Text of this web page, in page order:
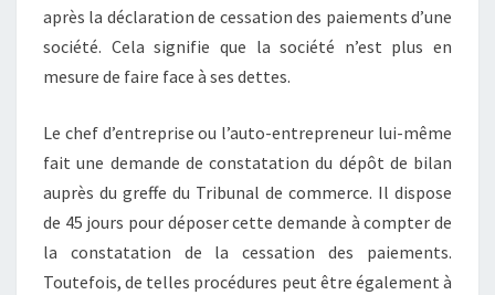
après la déclaration de cessation des paiements d’une
société. Cela signifie que la société n’est plus en
mesure de faire face à ses dettes.
Le chef d’entreprise ou l’auto-entrepreneur lui-même
fait une demande de constatation du dépôt de bilan
auprès du greffe du Tribunal de commerce. Il dispose
de 45 jours pour déposer cette demande à compter de
la constatation de la cessation des paiements.
Toutefois, de telles procédures peut être également à